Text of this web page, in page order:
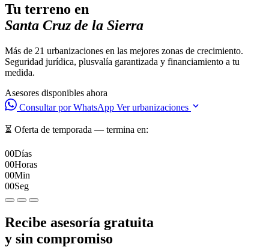
Tu terreno en
Santa Cruz de la Sierra
Más de 21 urbanizaciones en las mejores zonas de crecimiento.
Seguridad jurídica, plusvalía garantizada y financiamiento a tu
medida.
Asesores disponibles ahora
Consultar por WhatsApp Ver urbanizaciones
⏳ Oferta de temporada — termina en:
00Días
00Horas
00Min
00Seg
Recibe asesoría gratuita
y sin compromiso